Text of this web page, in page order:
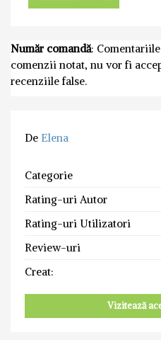
Număr comandă:
comenzii notat, nu vor fi
recenziile false.
De Elena
Categorie
Rating-uri Autor
Rating-uri Utilizatori
Review-uri
Creat:
Vizitează